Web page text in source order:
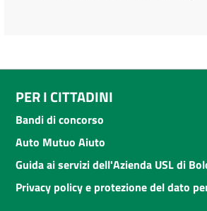
PER I CITTADINI
Bandi di concorso
Auto Mutuo Aiuto
Guida ai servizi dell'Azienda USL di
Privacy policy e protezione del dato